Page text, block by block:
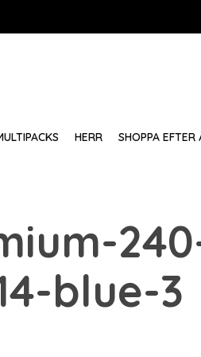
HERR SHOPPA EFTER
Varukorg
blue-3